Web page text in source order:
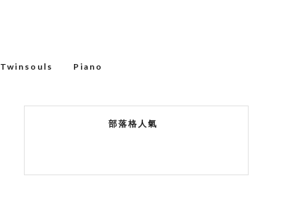
Twinsouls Piano
部落格人氣